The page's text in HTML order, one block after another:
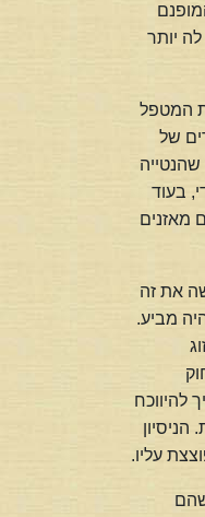
יותר
המטפל
של
בעוד
מאזנים
את זה
מביע.
להיווכח
עליו.